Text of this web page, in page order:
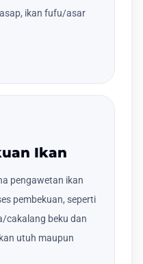
ikan fufu/asar
Ikan
pengawetan ikan
pembekuan, seperti
cakalang beku dan
utuh maupun